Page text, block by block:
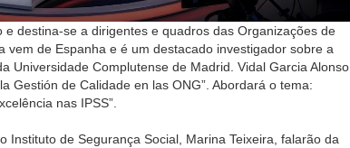
destina-se a dirigentes e quadros das Organizações de
vem de Espanha e é um destacado investigador sobre a
Universidade Complutense de Madrid. Vidal Garcia Alonso
Gestión de Calidade en las ONG”. Abordará o tema:
nas IPSS”.
Instituto de Segurança Social, Marina Teixeira, falarão da